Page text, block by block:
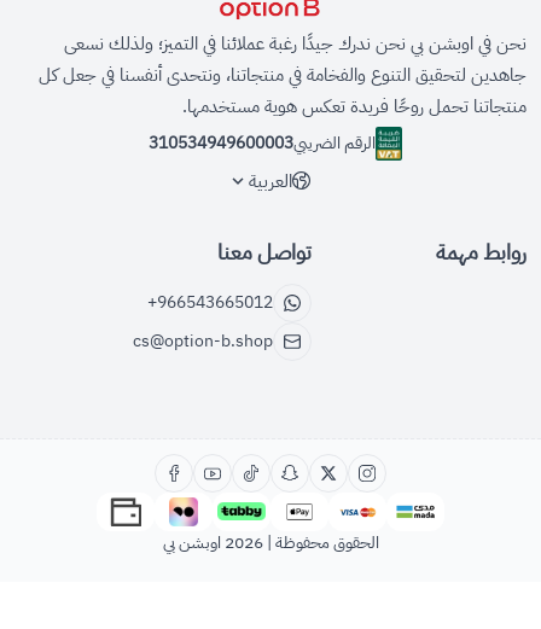
نحن في اوبشن بي نحن ندرك جيدًا رغبة عملائنا في التميز؛ ولذلك نسعى
جاهدين لتحقيق التنوع والفخامة في منتجاتنا، ونتحدى أنفسنا في جعل كل
منتجاتنا تحمل روحًا فريدة تعكس هوية مستخدمها.
الرقم الضريبي310534949600003
العربية
روابط مهمة تواصل معنا
+966543665012
cs@option-b.shop
الحقوق محفوظة | 2026 اوبشن بي